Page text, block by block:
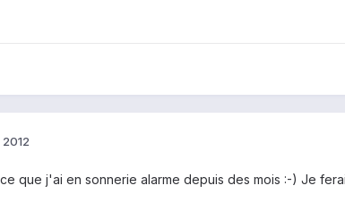
2012
que j'ai en sonnerie alarme depuis des mois :-) Je